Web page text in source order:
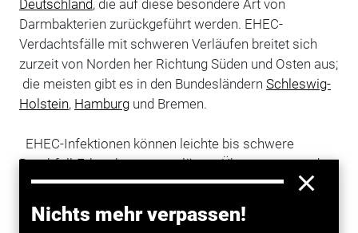
Nichts mehr verpassen!
Deutschland, die auf diese besondere Art von
Darmbakterien zurückgeführt werden. EHEC-
Verdachtsfälle mit schweren Verläufen breitet sich
zurzeit von Norden her Richtung Süden und Osten aus;
die meisten gibt es in den Bundesländern Schleswig-
Holstein, Hamburgund Bremen.
EHEC-Infektionen können leichte bis schwere
Durchfall-Erkrankungen auslösen. Übertragen werden
die Bakterien zum Beispiel über verunreinigtes
Wasser, Lebensmittel oder über einen engen Kontakt
zu infizierten Menschen oder Tieren.